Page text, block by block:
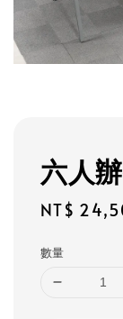
六人
Regular
NT$
數量